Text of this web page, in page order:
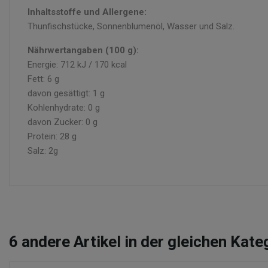
Inhaltsstoffe und Allergene:
Thunfischstücke, Sonnenblumenöl, Wasser und Salz.
Nährwertangaben (100 g):
Energie: 712 kJ / 170 kcal
Fett: 6 g
davon gesättigt: 1 g
Kohlenhydrate: 0 g
davon Zucker: 0 g
Protein: 28 g
Salz: 2g
6 andere Artikel in der gleichen